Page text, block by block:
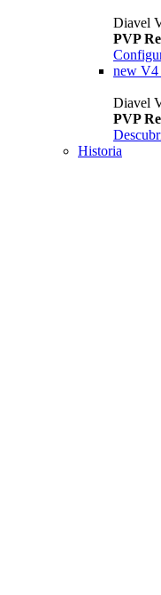
Diavel
PVP
new V4
Diavel
PVP
Historia